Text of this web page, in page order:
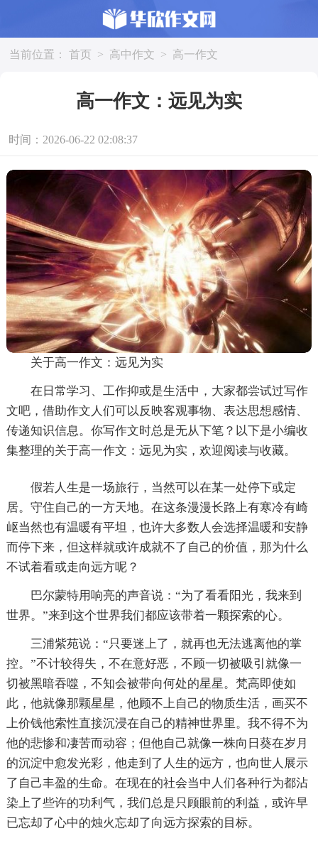
当前位置： 首页 > 高中作文 > 高一作文
高一作文：远见为实
时间：2026-06-22 02:08:37
关于高一作文：远见为实
在日常学习、工作抑或是生活中，大家都尝试过写作
文吧，借助作文人们可以反映客观事物、表达思想感情、
传递知识信息。你写作文时总是无从下笔？以下是小编收
集整理的关于高一作文：远见为实，欢迎阅读与收藏。
假若人生是一场旅行，当然可以在某一处停下或定
居。守住自己的一方天地。在这条漫漫长路上有寒冷有崎
岖当然也有温暖有平坦，也许大多数人会选择温暖和安静
而停下来，但这样就或许成就不了自己的价值，那为什么
不试着看或走向远方呢？
巴尔蒙特用响亮的声音说：“为了看看阳光，我来到
世界。”来到这个世界我们都应该带着一颗探索的心。
三浦紫苑说：“只要迷上了，就再也无法逃离他的掌
控。”不计较得失，不在意好恶，不顾一切被吸引就像一
切被黑暗吞噬，不知会被带向何处的星星。梵高即使如
此，他就像那颗星星，他顾不上自己的物质生活，画买不
上价钱他索性直接沉浸在自己的精神世界里。我不得不为
他的悲惨和凄苦而动容；但他自己就像一株向日葵在岁月
的沉淀中愈发光彩，他走到了人生的远方，也向世人展示
了自己丰盈的生命。在现在的社会当中人们各种行为都沾
染上了些许的功利气，我们总是只顾眼前的利益，或许早
已忘却了心中的烛火忘却了向远方探索的目标。